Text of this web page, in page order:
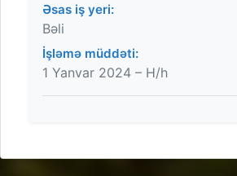
Əsas iş yeri:
Bəli
İşləmə müddəti:
1 Yanvar 2024 – H/h